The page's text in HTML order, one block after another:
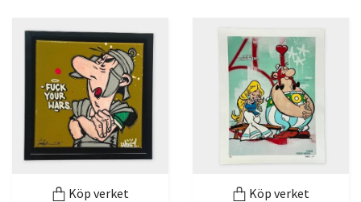
Köp verket Köp verket